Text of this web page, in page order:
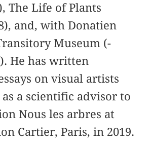
The Life of Plants
and, with Donatien
Museum (­
He has written
on visual artists
a scientific advisor to
Nous les arbres at
­Cartier, Paris, in 2019.